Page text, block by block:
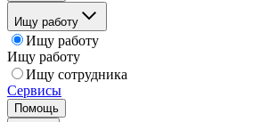
Ищу работу
Ищу работу
Ищу работу
Ищу сотрудника
Сервисы
Помощь